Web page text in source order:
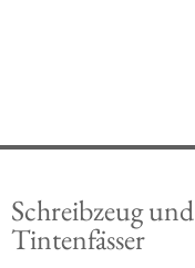
Schreibzeug und
Tintenfässer